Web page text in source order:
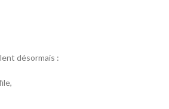
désormais :